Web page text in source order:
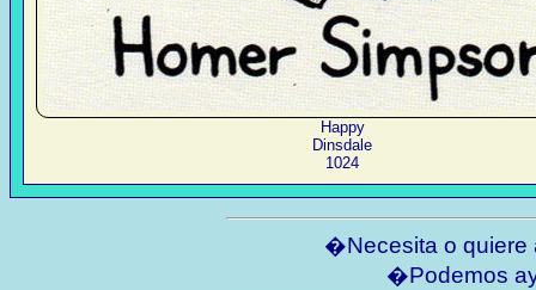
Happy
Dinsdale
1024
�Necesita o
�Podemos